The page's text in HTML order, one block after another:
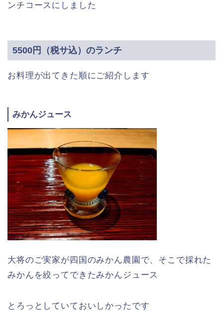
ンチコースにしました
5500円（税サ込）のランチ
お料理が出てきた順にご紹介します
みかんジュース
大将のご実家が四国のみかん農園で、そこで採れた
みかんを絞ってできたみかんジュース
とろっとしていておいしかったです